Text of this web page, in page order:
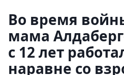
Во время
мама
с 12 лет
наравне со